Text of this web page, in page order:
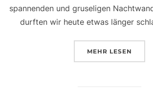
spannenden und gruseligen
durften wir heute etwas länger
MEHR ÜBER „TAG
LESEN